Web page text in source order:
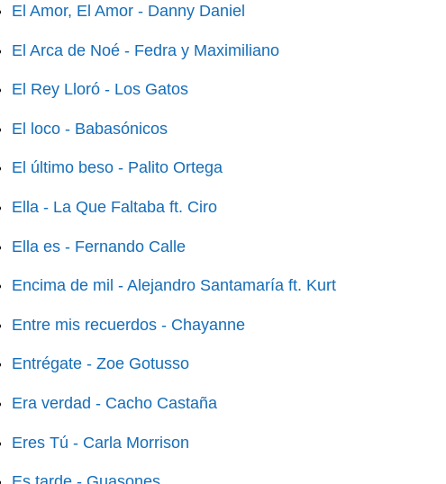
El Amor, El Amor - Danny Daniel
El Arca de Noé - Fedra y Maximiliano
El Rey Lloró - Los Gatos
El loco - Babasónicos
El último beso - Palito Ortega
Ella - La Que Faltaba ft. Ciro
Ella es - Fernando Calle
Encima de mil - Alejandro Santamaría ft. Kurt
Entre mis recuerdos - Chayanne
Entrégate - Zoe Gotusso
Era verdad - Cacho Castaña
Eres Tú - Carla Morrison